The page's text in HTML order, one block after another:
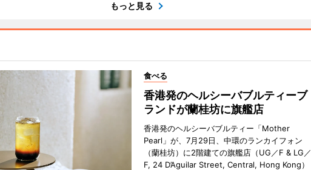
もっと見る
食べる
香港発のヘルシーバブルティーブ
ランドが蘭桂坊に旗艦店
香港発のヘルシーバブルティー「Mother
Pearl」が、7月29日、中環のランカイフォン
（蘭桂坊）に2階建ての旗艦店（UG／F & LG／
F, 24 D’Aguilar Street, Central, Hong Kong）